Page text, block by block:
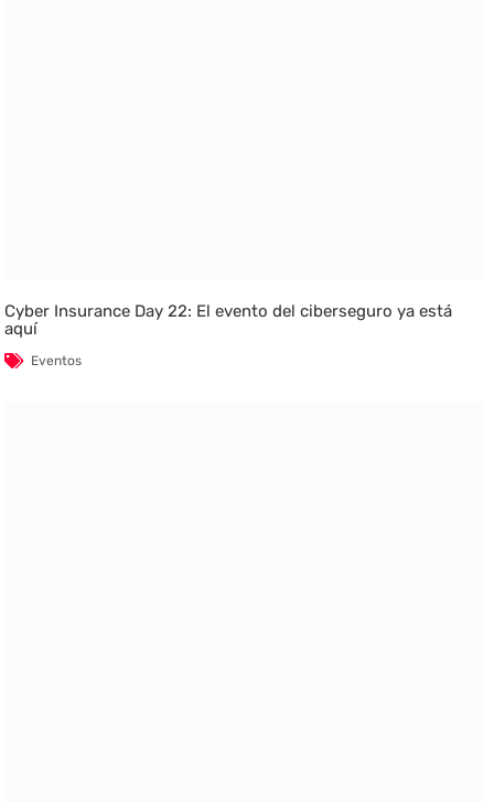
Cyber Insurance Day 22: El evento del ciberseguro ya está
aquí
Eventos